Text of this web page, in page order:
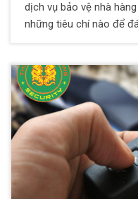
dịch vụ bảo vệ nhà
những tiêu chí nào để